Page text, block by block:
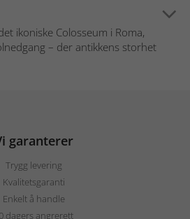
ikoniske Colosseum i Roma,
– der antikkens storhet
garanterer
Trygg levering
Kvalitetsgaranti
Enkelt å handle
dagers angrerett